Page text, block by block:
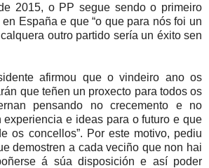
2015, o PP segue sendo o primeiro
España e que “o que para nós foi un
outro partido sería un éxito sen
afirmou que o vindeiro ano os
que teñen un proxecto para todos os
pensando no crecemento e no
experiencia e ideas para o futuro e que
os concellos”. Por este motivo, pediu
demostren a cada veciño que non hai
á súa disposición e así poder